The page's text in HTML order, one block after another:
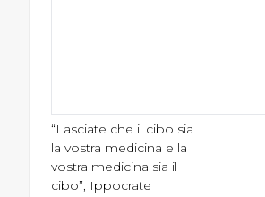
“Lasciate che il cibo sia
la vostra medicina e la
vostra medicina sia il
cibo”, Ippocrate